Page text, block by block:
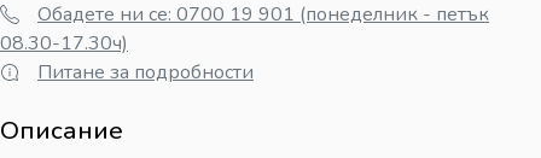
Обадете ни се: 0700 19 901 (понеделник - петък
08.30-17.30ч)
Питане за подробности
Описание